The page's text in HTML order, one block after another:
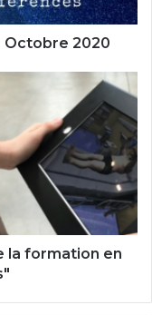
Octobre 2020
la formation en